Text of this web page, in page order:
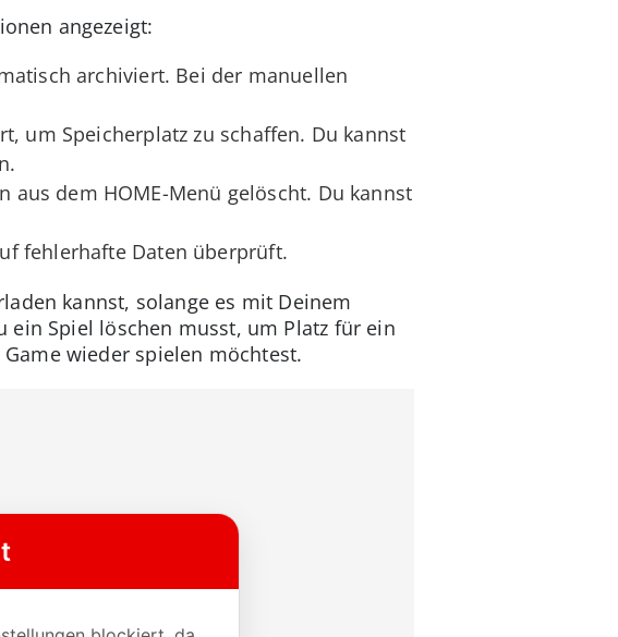
angezeigt:
archiviert. Bei der manuellen
um Speicherplatz zu schaffen. Du kannst
aus dem HOME-Menü gelöscht. Du kannst
fehlerhafte Daten überprüft.
kannst, solange es mit Deinem
Spiel löschen musst, um Platz für ein
wieder spielen möchtest.